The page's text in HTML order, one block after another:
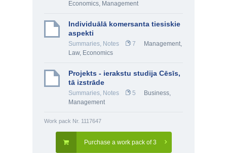
Economics, Management
Individuālā komersanta tiesiskie
aspekti
Summaries, Notes 7 Management,
Law, Economics
Projekts - ierakstu studija Cēsīs,
tā izstrāde
Summaries, Notes 5 Business,
Management
Work pack Nr. 1117647
Purchase a work pack of 3